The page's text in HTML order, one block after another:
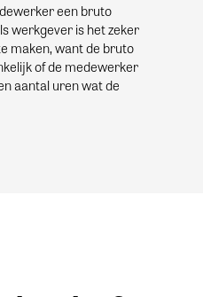
een bruto
werkgever is het zeker
maken, want de bruto
of de medewerker
aantal uren wat de